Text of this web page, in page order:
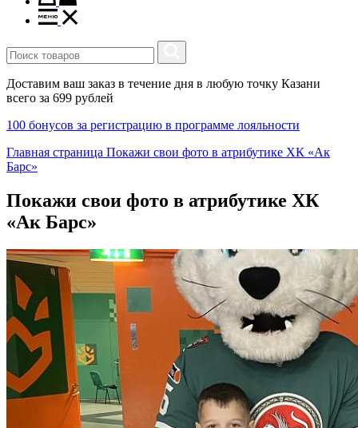
Доставим ваш заказ в течение дня в любую точку Казани
всего за 699 рублей
100 бонусов за регистрацию в программе лояльности
Главная страница Покажи свои фото в атрибутике ХК «Ак
Барс»
Покажи свои фото в атрибутике ХК
«Ак Барс»